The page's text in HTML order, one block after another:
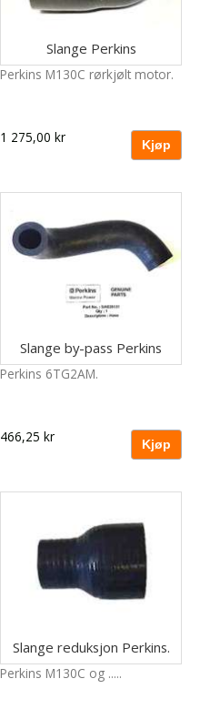
Slange Perkins
Perkins M130C rørkjølt motor.
1 275,00 kr
Slange by-pass Perkins
Perkins 6TG2AM.
466,25 kr
Slange reduksjon Perkins.
Perkins M130C og .....